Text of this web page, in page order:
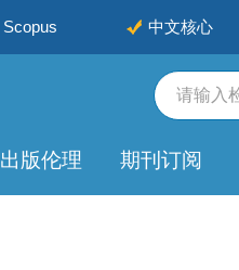
Scopus 中文核心
出版伦理 期刊订阅